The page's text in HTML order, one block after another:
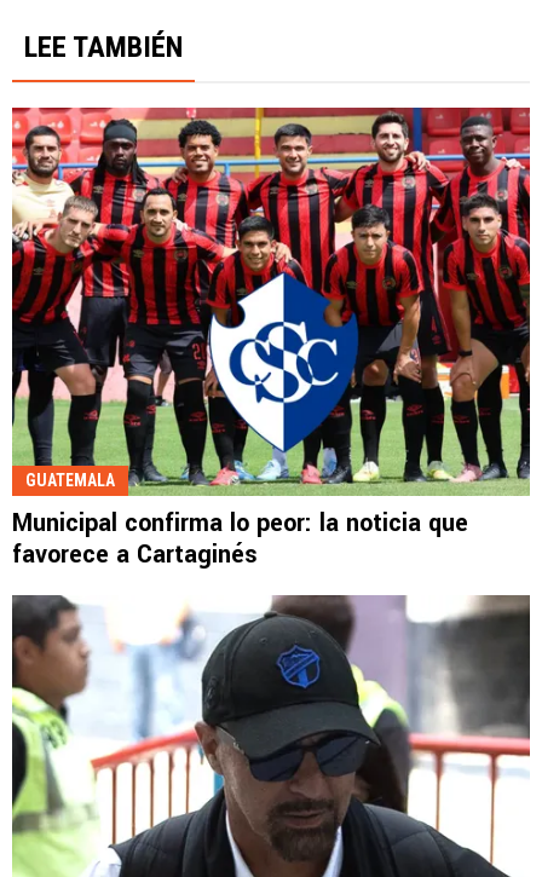
LEE TAMBIÉN
GUATEMALA
Municipal confirma lo peor: la noticia que
favorece a Cartaginés